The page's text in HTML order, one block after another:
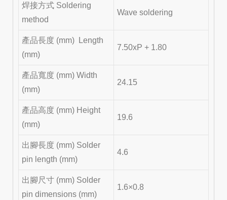
焊接方式 Soldering
method
Wave soldering
產品長度 (mm) Length
(mm)
7.50xP + 1.80
產品寬度 (mm) Width
(mm)
24.15
產品高度 (mm) Height
(mm)
19.6
出腳長度 (mm) Solder
pin length (mm)
4.6
出腳尺寸 (mm) Solder
pin dimensions (mm)
1.6×0.8